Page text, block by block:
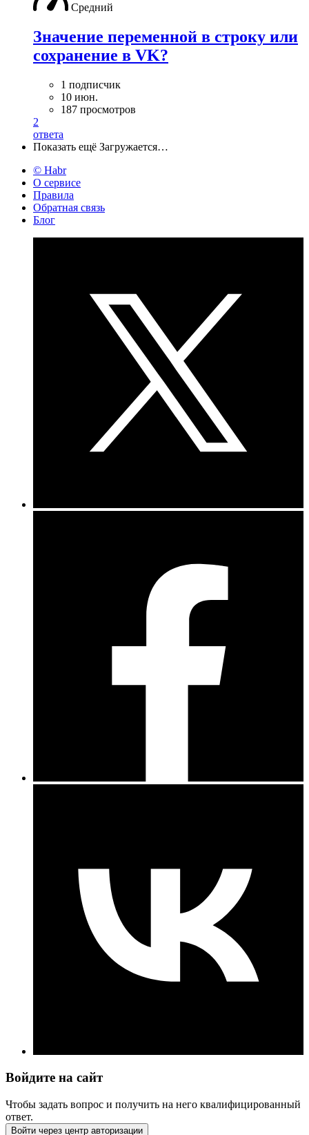
Средний
Значение переменной в строку или
сохранение в VK?
1 подписчик
10 июн.
187 просмотров
2
ответа
Показать ещё Загружается…
© Habr
О сервисе
Правила
Обратная связь
Блог
Войдите на сайт
Чтобы задать вопрос и получить на него квалифицированный
ответ.
Войти через центр авторизации